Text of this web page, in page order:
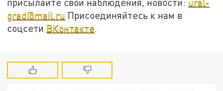
grad@mail.ru Присоединяйтесь к нам в
соцсети ВКонтакте